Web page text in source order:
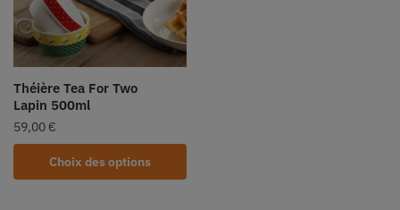
Théière Tea For Two
Lapin 500ml
59,00 €
Choix des options